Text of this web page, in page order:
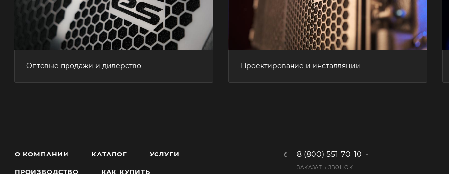
Оптовые продажи и дилерство Проектирование и инсталляции
О КОМПАНИИ КАТАЛОГ УСЛУГИ
ПРОИЗВОДСТВО КАК КУПИТЬ
8 (800) 551-70-10
ЗАКАЗАТЬ ЗВОНОК